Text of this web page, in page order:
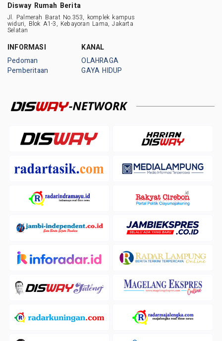
Disway Rumah Berita
Jl. Palmerah Barat No.353, komplek kampus
widuri, Blok A1-3, Kebayoran Lama, Jakarta
Selatan
INFORMASI
Pedoman
Pemberitaan
KANAL
OLAHRAGA
GAYA HIDUP